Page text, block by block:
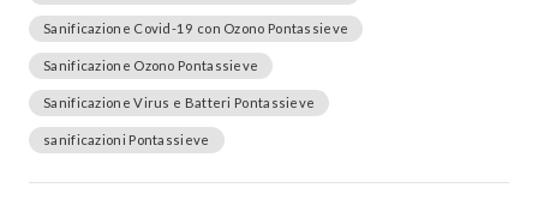
Sanificazione Covid-19 con Ozono Pontassieve
Sanificazione Ozono Pontassieve
Sanificazione Virus e Batteri Pontassieve
sanificazioni Pontassieve